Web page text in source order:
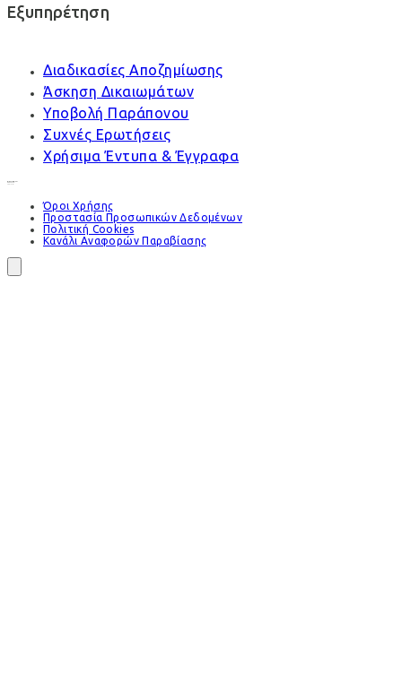
Εξυπηρέτηση
Διαδικασίες Αποζημίωσης
Άσκηση Δικαιωμάτων
Υποβολή Παράπονου
Συχνές Ερωτήσεις
Χρήσιμα Έντυπα & Έγγραφα
Όροι Χρήσης
Προστασία Προσωπικών Δεδομένων
Πολιτική Cookies
Κανάλι Αναφορών Παραβίασης